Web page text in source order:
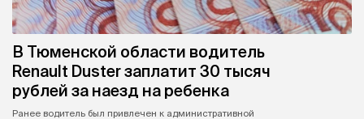
В Тюменской области водитель
Renault Duster заплатит 30 тысяч
рублей за наезд на ребенка
Ранее водитель был привлечен к административной